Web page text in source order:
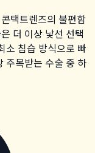
택트렌즈의 불편함
더 이상 낯선 선택
소 침습 방식으로 빠
주목받는 수술 중 하